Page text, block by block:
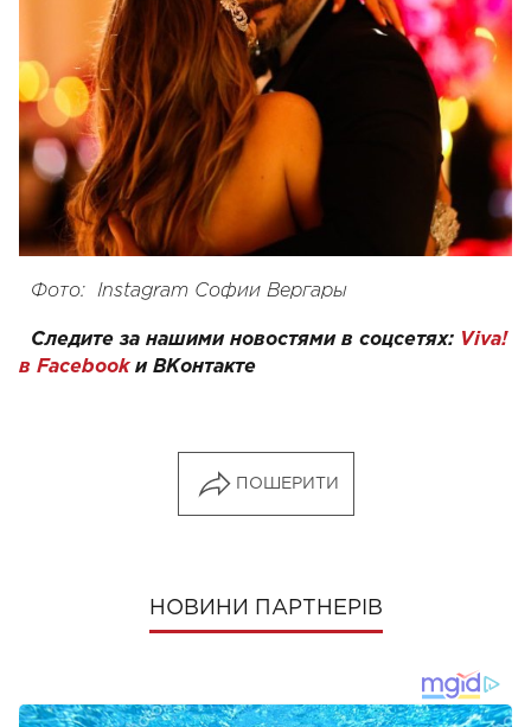
Фото: Instagram Софии Вергары
Следите за нашими новостями в соцсетях: Viva!
в Facebook и ВКонтакте
ПОШЕРИТИ
НОВИНИ ПАРТНЕРІВ